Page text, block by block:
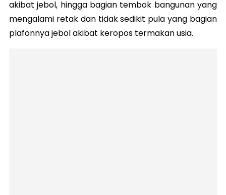
akibat jebol, hingga bagian tembok bangunan yang
mengalami retak dan tidak sedikit pula yang bagian
plafonnya jebol akibat keropos termakan usia.